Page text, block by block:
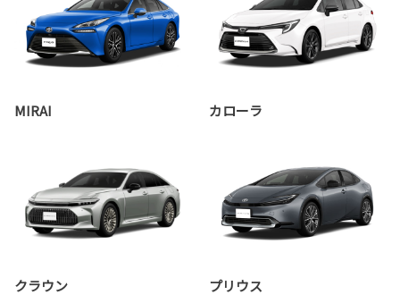
MIRAI カローラ
クラウン プリウス